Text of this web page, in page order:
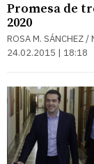
Promesa de
2020
ROSA M. SÁNCHEZ /
24.02.2015 | 18:18